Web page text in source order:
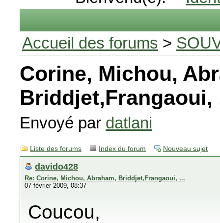
Accueil des forums >
Corine, Michou,
Briddjet,Frangaoui,
Envoyé par datlani
Liste des forums Index du forum Nouveau sujet
davido428
Re: Corine, Michou, Abraham, Briddjet,Frangaoui, ...
07 février 2009, 08:37
Coucou,